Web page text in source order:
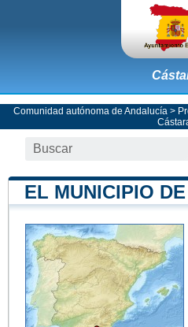
Comunidad autónoma de Andalucía >
EL MUNICIPIO